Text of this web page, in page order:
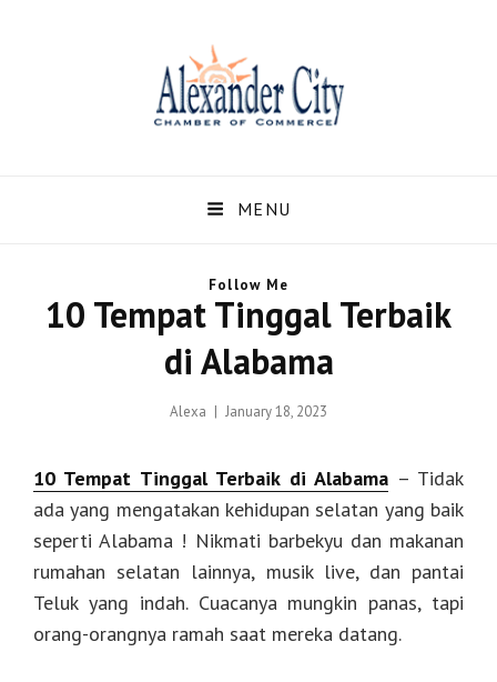
Dan Berita Terbaru
Alexander Alabama
Terbaru dari Kota Alexander Alabama di US
MENU
10 Tempat Tinggal Terbaik
di Alabama
Alexa
Posted
January 18, 2023
10 Tempat Tinggal Terbaik di Alabama – Tidak
ada yang mengatakan kehidupan selatan yang baik
seperti Alabama ! Nikmati barbekyu dan makanan
rumahan selatan lainnya, musik live, dan pantai
Teluk yang indah. Cuacanya mungkin panas, tapi
orang-orangnya ramah saat mereka datang.
Follow Me